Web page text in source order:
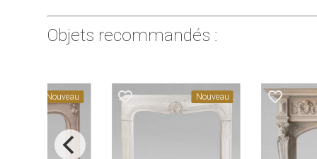
Objets recommandés :
favorite_border Nouveau favorite_border
Nouveau